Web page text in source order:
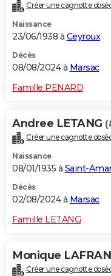
Créer une cagnotte
Naissance
23/06/1938 à Ceyroux
Décès
08/08/2024 à Marsac
Famille PENARD
Andree LETANG
Créer une cagnotte
Naissance
08/01/1935 à Saint-
Décès
02/08/2024 à Marsac
Famille LETANG
Monique
Créer une cagnotte